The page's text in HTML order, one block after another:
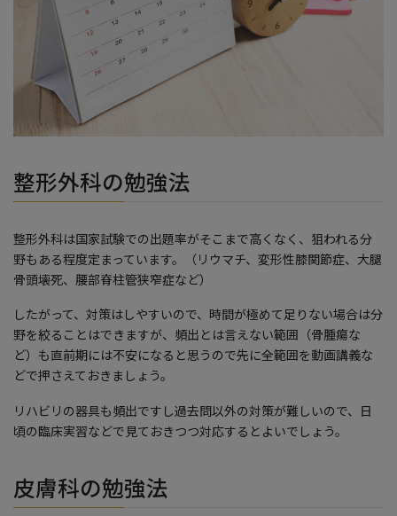
整形外科の勉強法
整形外科は国家試験での出題率がそこまで高くなく、狙われる分
野もある程度定まっています。（リウマチ、変形性膝関節症、大腿
骨頭壊死、腰部脊柱管狭窄症など）
したがって、対策はしやすいので、時間が極めて足りない場合は分
野を絞ることはできますが、頻出とは言えない範囲（骨腫瘍な
ど）も直前期には不安になると思うので先に全範囲を動画講義な
どで押さえておきましょう。
リハビリの器具も頻出ですし過去問以外の対策が難しいので、日
頃の臨床実習などで見ておきつつ対応するとよいでしょう。
皮膚科の勉強法